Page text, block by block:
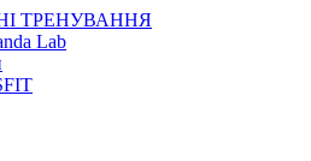
ТРЕНУВАННЯ
Lab